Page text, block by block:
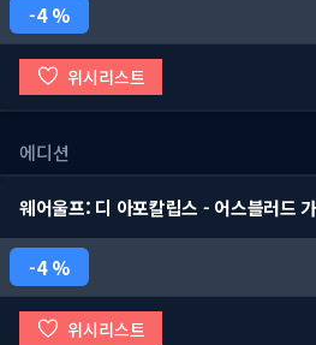
4 %
위시리스트
에디션
웨어울프: 디 아포칼립스 - 어스블러드
4 %
위시리스트